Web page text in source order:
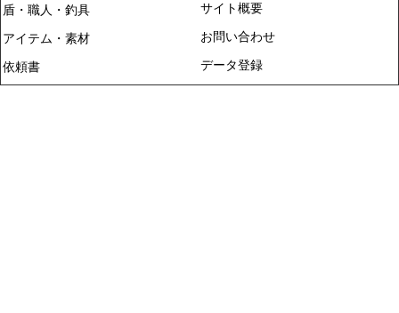
盾・職人・釣具
アイテム・素材
依頼書
サイト概要
お問い合わせ
データ登録